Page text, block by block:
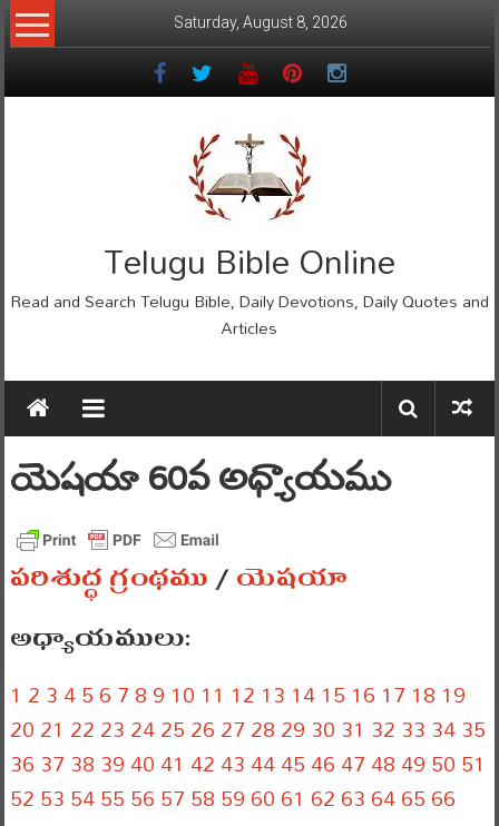
Skip
to
Saturday, August 8, 2026
Telugu Bible Online
Read and Search Telugu Bible, Daily Devotions, Daily Quotes and
Articles
యెషయా 60వ అధ్యాయము
పరిశుద్ధ గ్రంథము/యెషయా
అధ్యాయములు:
1 23456789 10 11 12 13 1415 16 17 18 19
2021 22232425262728293031 32333435
363738394041 42434445464748495051
52535455565758596061 6263646566